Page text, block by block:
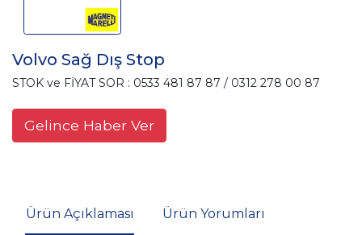
Volvo Sağ Dış Stop
STOK ve FİYAT SOR : 0533 481 87 87 / 0312 278 00 87
Gelince Haber Ver
Ürün Açıklaması Ürün Yorumları